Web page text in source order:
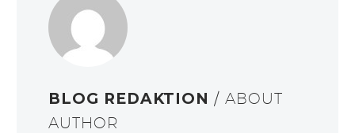
BLOG REDAKTION/ ABOUT
AUTHOR